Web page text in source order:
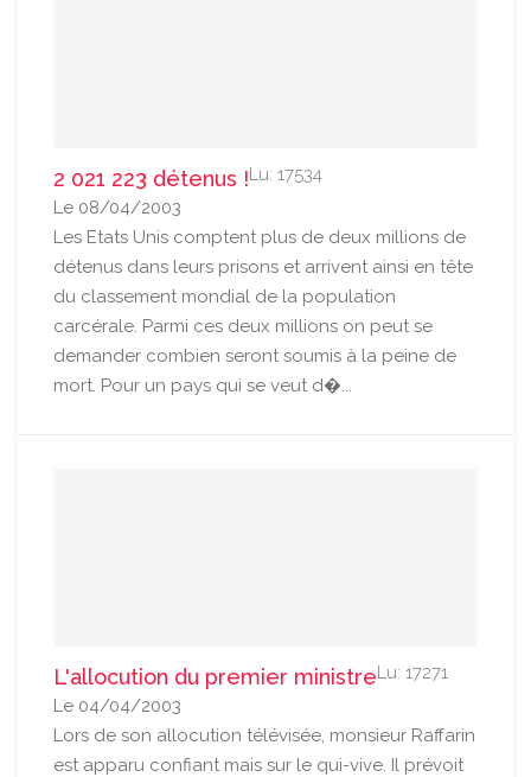
2 021 223 détenus !Lu: 17534
Le 08/04/2003
Les Etats Unis comptent plus de deux millions de
détenus dans leurs prisons et arrivent ainsi en tête
du classement mondial de la population
carcérale. Parmi ces deux millions on peut se
demander combien seront soumis à la peine de
mort. Pour un pays qui se veut d�...
L'allocution du premier ministreLu: 17271
Le 04/04/2003
Lors de son allocution télévisée, monsieur Raffarin
est apparu confiant mais sur le qui-vive. Il prévoit